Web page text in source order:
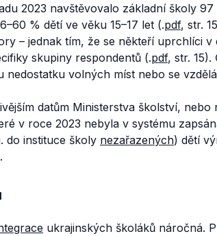
2023 navštěvovalo základní školy
% dětí ve věku 15–17 let (.pdf, str.
– jednak tím, že se někteří uprchlíci
skupiny respondentů (.pdf, str. 15).
nedostatku volných míst nebo se
datům Ministerstva školství, nebo
v roce 2023 nebyla v systému
do instituce školy nezařazených) dětí
ukrajinských školáků náročná.